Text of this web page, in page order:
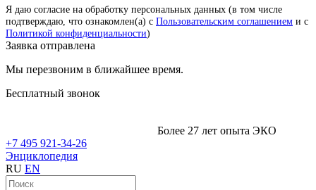
Я даю согласие на обработку персональных данных (в том числе
подтверждаю, что ознакомлен(а) с Пользовательским соглашением и с
Политикой конфиденциальности)
Заявка отправлена
Мы перезвоним в ближайшее время.
Бесплатный звонок
Более 27 лет опыта ЭКО
+7 495 921-34-26
Энциклопедия
RU EN